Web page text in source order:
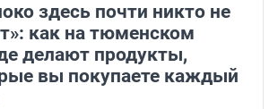
здесь почти никто не
как на тюменском
делают продукты,
вы покупаете каждый